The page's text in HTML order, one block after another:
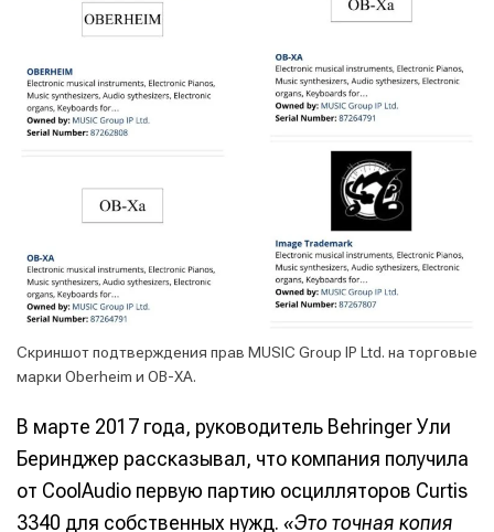
Скриншот подтверждения прав MUSIC Group IP Ltd. на торговые
марки Oberheim и OB-XA.
В марте 2017 года, руководитель Behringer Ули
Беринджер рассказывал, что компания получила
от CoolAudio первую партию осцилляторов Curtis
3340 для собственных нужд. «Это точная копия